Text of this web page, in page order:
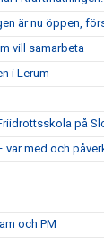
är nu öppen,
vill samarbeta
i Lerum
på
med och
och PM